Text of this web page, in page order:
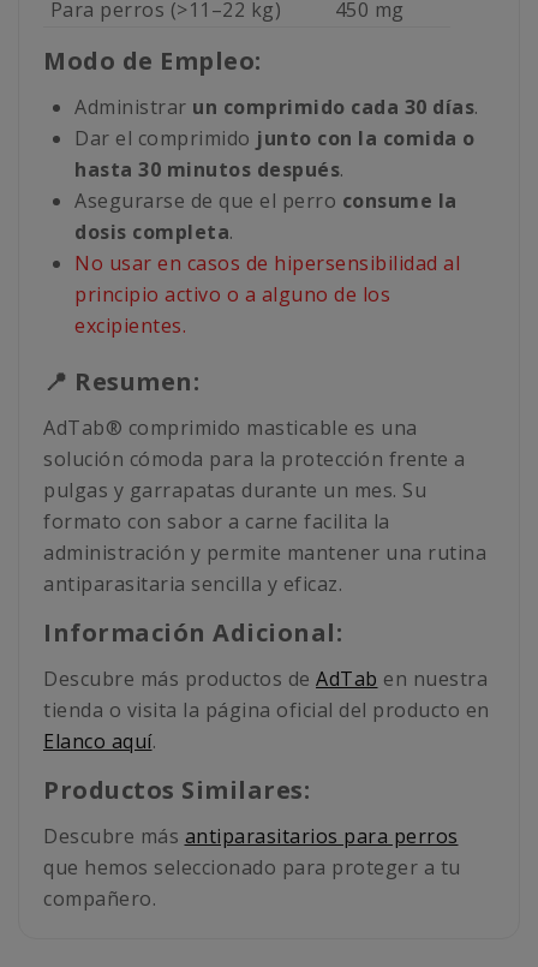
Para perros (>11–22 kg)
450 mg
Modo de Empleo:
Administrar un comprimido cada 30 días.
Dar el comprimido junto con la comida o
hasta 30 minutos después.
Asegurarse de que el perro consume la
dosis completa.
No usar en casos de hipersensibilidad al
principio activo o a alguno de los
excipientes.
📍 Resumen:
AdTab® comprimido masticable es una
solución cómoda para la protección frente a
pulgas y garrapatas durante un mes. Su
formato con sabor a carne facilita la
administración y permite mantener una rutina
antiparasitaria sencilla y eficaz.
Información Adicional:
Descubre más productos de AdTab en nuestra
tienda o visita la página oficial del producto en
Elanco aquí.
Productos Similares:
Descubre más antiparasitarios para perros
que hemos seleccionado para proteger a tu
compañero.